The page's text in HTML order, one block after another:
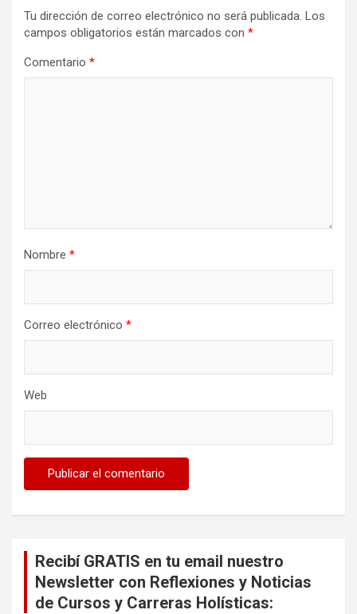
Tu dirección de correo electrónico no será publicada. Los
campos obligatorios están marcados con *
Comentario *
Nombre *
Correo electrónico *
Web
Recibí GRATIS en tu email nuestro
Newsletter con Reflexiones y Noticias
de Cursos y Carreras Holísticas: